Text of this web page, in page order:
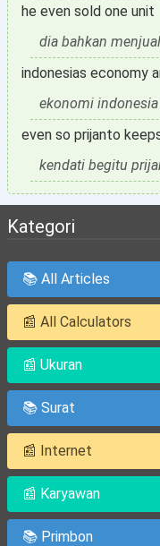
he even sold one unit
dia bahkan
indonesias economy
ekonomi
even so prijanto
kendati begitu
Kategori
📚 All Articles
📰 All Calculators
📰 Ukuran
📚 Surat
📰 Internet
📰 Karyawan
📚 Primbon